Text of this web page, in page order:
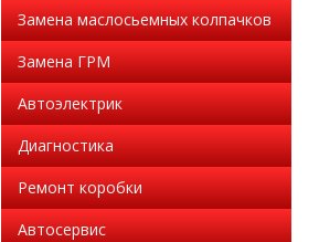
Замена маслосьемных колпачков
Замена ГРМ
Автоэлектрик
Диагностика
Ремонт коробки
Автосервис